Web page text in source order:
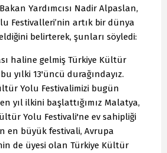
Yardımcısı Nadir Alpaslan,
Festivalleri’nin artık bir dünya
belirterek, şunları söyledi:
haline gelmiş Türkiye Kültür
yılki 13'üncü durağındayız.
Yolu Festivalimizi bugün
yıl ilkini başlattığımız Malatya,
Yolu Festivali'ne ev sahipliği
en büyük festivali, Avrupa
de üyesi olan Türkiye Kültür